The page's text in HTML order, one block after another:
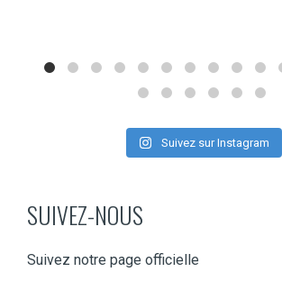
Suivez sur Instagram
SUIVEZ-NOUS
Suivez notre page officielle